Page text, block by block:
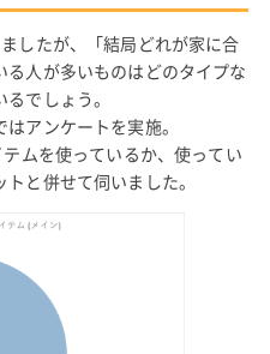
したが、「結局どれが家に合
人が多いものはどのタイプな
でしょう。
アンケートを実施。
ムを使っているか、使ってい
と併せて伺いました。